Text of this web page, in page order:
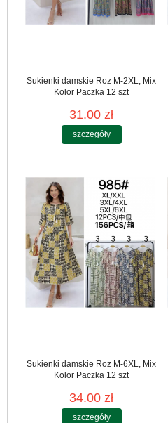
Sukienki damskie Roz M-2XL, Mix
Kolor Paczka 12 szt
31.00 zł
szczegóły
Sukienki damskie Roz M-6XL, Mix
Kolor Paczka 12 szt
34.00 zł
szczegóły